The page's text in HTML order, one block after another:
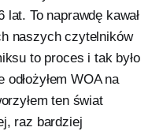
lat. To naprawdę kawał
naszych czytelników
to proces i tak było
WOA na
ten świat
raz bardziej